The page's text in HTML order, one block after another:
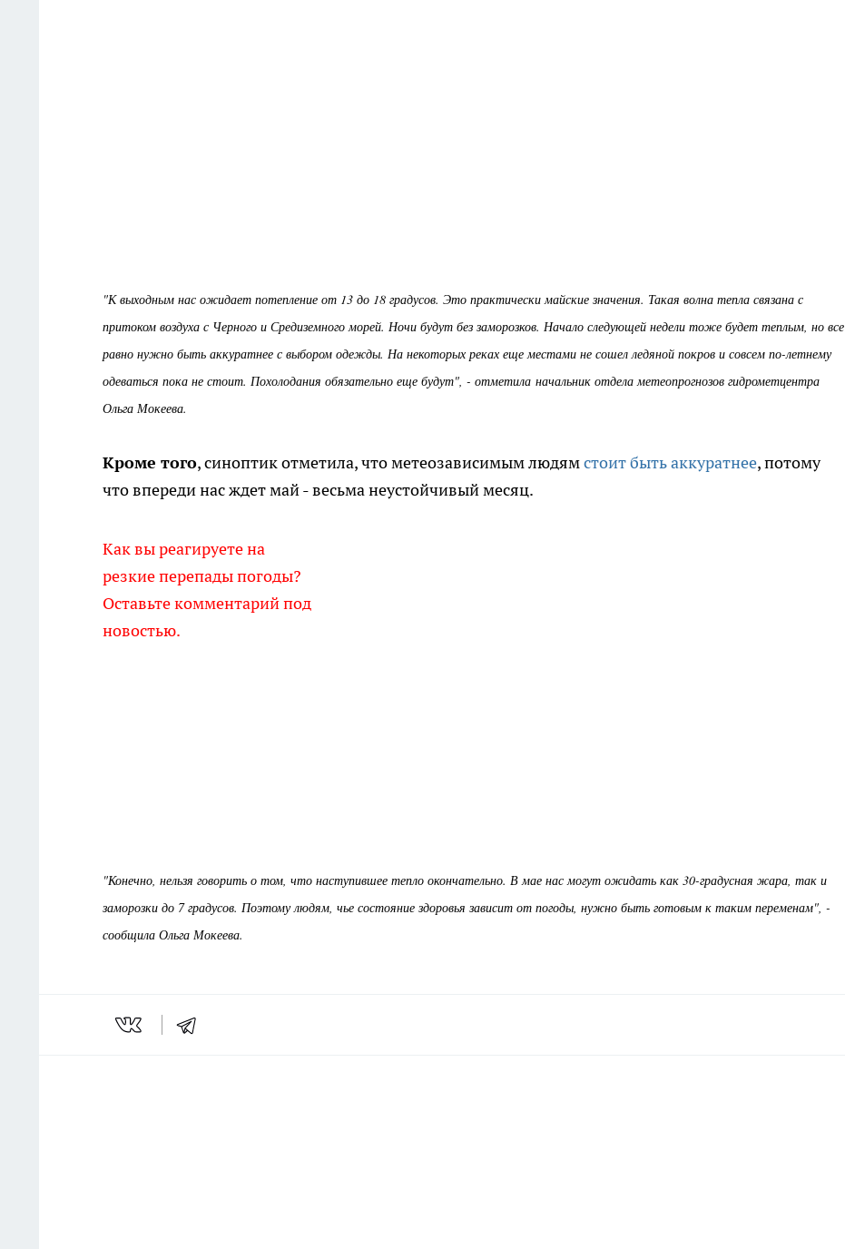
"К выходным нас ожидает потепление от 13 до 18 градусов. Это практически майские значения. Такая волна тепла связана с
притоком воздуха с Черного и Средиземного морей. Ночи будут без заморозков. Начало следующей недели тоже будет теплым, но все
равно нужно быть аккуратнее с выбором одежды. На некоторых реках еще местами не сошел ледяной покров и совсем по-летнему
одеваться пока не стоит. Похолодания обязательно еще будут", - отметила начальник отдела метеопрогнозов гидрометцентра
Ольга Мокеева.
Кроме того, синоптик отметила, что метеозависимым людямстоит быть аккуратнее, потому
что впереди нас ждет май - весьма неустойчивый месяц.
Как вы реагируете на
резкие перепады погоды?
Оставьте комментарий под
новостью.
"Конечно, нельзя говорить о том, что наступившее тепло окончательно. В мае нас могут ожидать как 30-градусная жара, так и
заморозки до 7 градусов. Поэтому людям, чье состояние здоровья зависит от погоды, нужно быть готовым к таким переменам", -
сообщила Ольга Мокеева.